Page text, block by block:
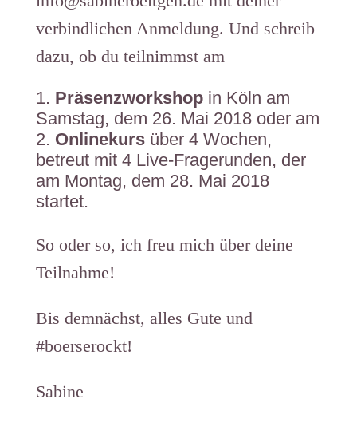
verbindlichen Anmeldung. Und schreib
dazu, ob du teilnimmst am
Präsenzworkshopin Köln am
Samstag, dem 26. Mai 2018 oder am
Onlinekursüber 4 Wochen,
betreut mit 4 Live-Fragerunden, der
am Montag, dem 28. Mai 2018
startet.
So oder so, ich freu mich über deine
Teilnahme!
Bis demnächst, alles Gute und
#boerserockt!
Sabine